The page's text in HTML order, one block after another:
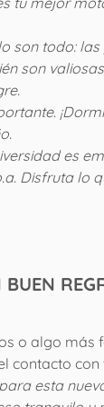
son todo:
son
es
Disfruta lo
BUEN
o algo más
contacto con
esta